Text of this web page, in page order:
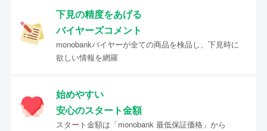
下見の精度をあげる
バイヤーズコメント
monobankバイヤーが全ての商品を検品し、下見時に
欲しい情報を網羅
始めやすい
安心のスタート金額
スタート金額は「monobank 最低保証価格」から